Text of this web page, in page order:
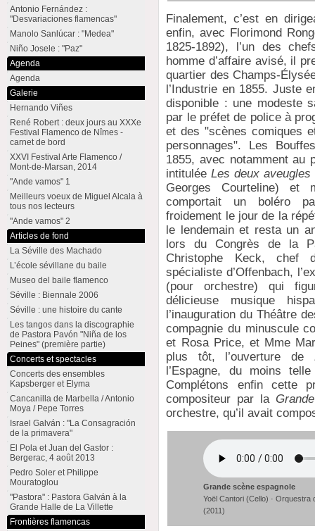
Finalement, c’est en
enfin, avec Florimond
1825-1892), l’un des
homme d’affaire avisé, il
quartier des Champs-
l’Industrie en 1855. Juste
disponible : une modeste
par le préfet de police à
et des "scènes comiques
personnages". Les
1855, avec notamment au
intituléeLes deux aveugles
Georges Courteline) et
comportait un boléro
froidement le jour de la
le lendemain et resta un
lors du Congrès de la
Christophe Keck, chef
spécialiste d’Offenbach,
(pour orchestre) qui
délicieuse musique
l’inauguration du Théâtre
compagnie du minuscule
et Rosa Price, et Mme
plus tôt, l’ouverture de
l’Espagne, du moins
Complétons enfin cette
compositeur par la
orchestre, qu’il avait
Grande scène espagnole
Yoël Cantori (Cello) ·
(2011)
Antonio Fernández :
"Desvariaciones flamencas"
Manolo Sanlúcar : "Medea"
Niño Josele : "Paz"
Agenda
Agenda
Galerie
Hernando Viñes
René Robert : deux jours au XXXe
Festival Flamenco de Nîmes -
carnet de bord
XXVI Festival Arte Flamenco /
Mont-de-Marsan, 2014
"Ande vamos" 1
Meilleurs voeux de Miguel Alcala à
tous nos lecteurs
"Ande vamos" 2
Articles de fond
La Séville des Machado
L’école sévillane du baile
Museo del baile flamenco
Séville : Biennale 2006
Séville : une histoire du cante
Les tangos dans la discographie
de Pastora Pavón "Niña de los
Peines" (première partie)
Concerts et spectacles
Concerts des ensembles
Kapsberger et Elyma
Cancanilla de Marbella / Antonio
Moya / Pepe Torres
Israel Galván : "La Consagración
de la primavera"
El Pola et Juan del Gastor :
Bergerac, 4 août 2013
Pedro Soler et Philippe
Mouratoglou
"Pastora" : Pastora Galván à la
Grande Halle de La Villette
Frontières flamencas